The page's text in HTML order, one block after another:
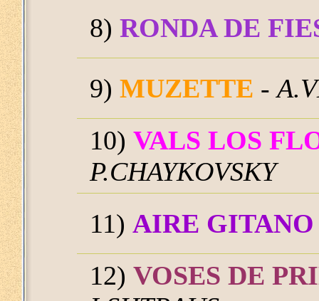
8) RONDA DE
9) MUZETTE -
10) VALS LOS
P.CHAYKOVSKY
11) AIRE GITANO
12) VOSES DE